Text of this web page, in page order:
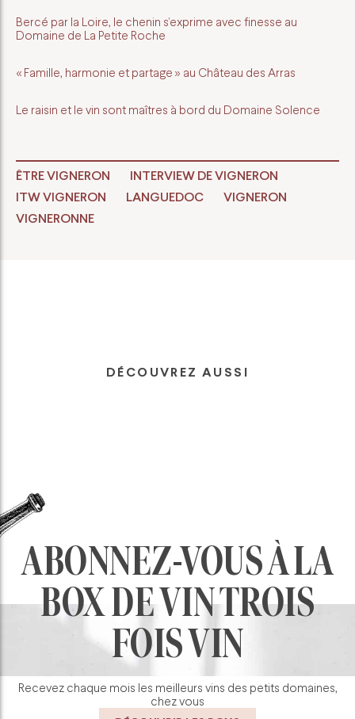
Bercé par la Loire, le chenin s’exprime avec finesse au
Domaine de La Petite Roche
« Famille, harmonie et partage » au Château des Arras
Le raisin et le vin sont maîtres à bord du Domaine Solence
ÊTRE VIGNERON
INTERVIEW DE VIGNERON
ITW VIGNERON
LANGUEDOC
VIGNERON
VIGNERONNE
DÉCOUVREZ AUSSI
ABONNEZ-VOUS À LA
BOX DE VIN TROIS
FOIS VIN
Recevez chaque mois les meilleurs vins des petits domaines,
chez vous